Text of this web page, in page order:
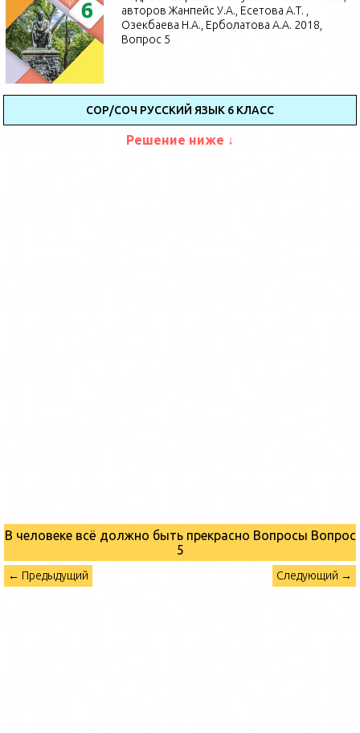
авторов Жанпейс У.А., Есетова А.Т. ,
Озекбаева Н.А., Ерболатова А.А. 2018,
Вопрос 5
СОР/СОЧ РУССКИЙ ЯЗЫК 6 КЛАСС
Решение ниже ↓
В человеке всё должно быть прекрасно Вопросы Вопрос
5
← Предыдущий Следующий →